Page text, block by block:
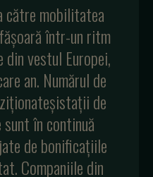
către mobilitatea
într-un ritm
vestul Europei,
an. Numărul de
de
în continuă
de bonificațiile
Companiile din